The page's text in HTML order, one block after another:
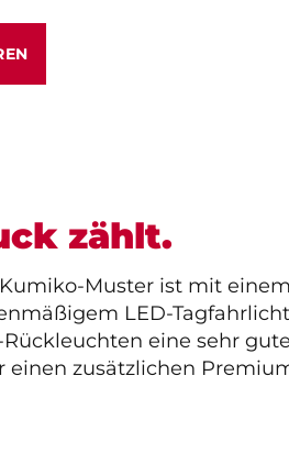
zählt.
Muster ist mit
LED-
eine sehr
zusätzlichen